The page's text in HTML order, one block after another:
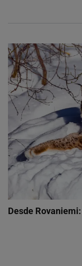
Desde